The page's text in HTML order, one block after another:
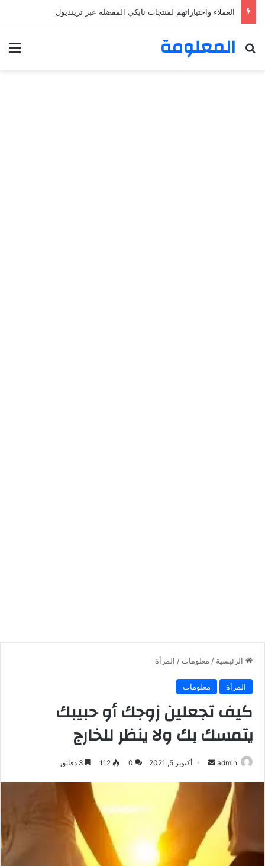
المعلومة
بحث عن
الرئيسية / معلومات / المرأة
المرأة معلومات
كيف تجعلين زوجك أو حبيبك
يتمسك بك ولا ينظر للخارج
admin
أرسل أكتوبر 5, 2021 0
112